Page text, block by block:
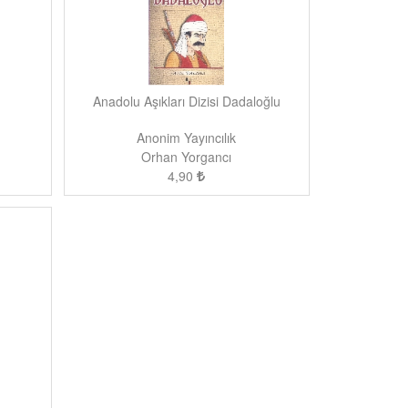
Anadolu Aşıkları Dizisi Dadaloğlu
Anonim Yayıncılık
Orhan Yorgancı
4,90